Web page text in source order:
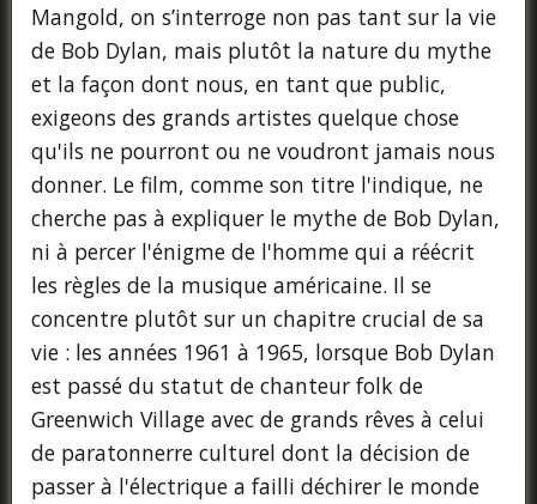
Mangold, on s’interroge non pas tant sur la vie
de Bob Dylan, mais plutôt la nature du mythe
et la façon dont nous, en tant que public,
exigeons des grands artistes quelque chose
qu'ils ne pourront ou ne voudront jamais nous
donner. Le film, comme son titre l'indique, ne
cherche pas à expliquer le mythe de Bob Dylan,
ni à percer l'énigme de l'homme qui a réécrit
les règles de la musique américaine. Il se
concentre plutôt sur un chapitre crucial de sa
vie : les années 1961 à 1965, lorsque Bob Dylan
est passé du statut de chanteur folk de
Greenwich Village avec de grands rêves à celui
de paratonnerre culturel dont la décision de
passer à l'électrique a failli déchirer le monde